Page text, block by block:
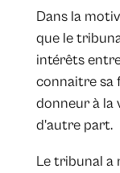
Dans la
que le
intérêts
connaitre sa
donneur à la
d'autre part.
Le tribunal a